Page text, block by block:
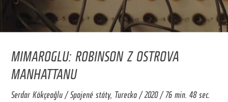
MIMAROGLU: ROBINSON Z OSTROVA
MANHATTANU
Serdar Kökçeoğlu / Spojené státy, Turecko / 2020 / 76 min. 48 sec.